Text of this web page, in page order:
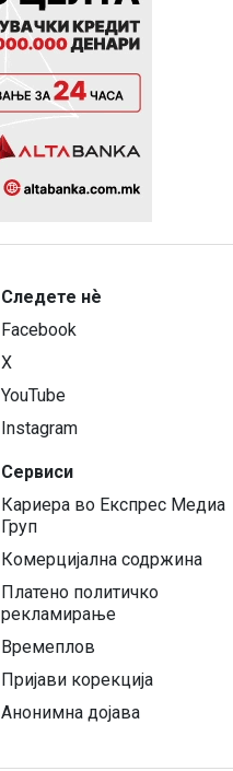
Следете нѐ
Facebook
X
YouTube
Instagram
Сервиси
Кариера во Експрес Медиа
Груп
Комерцијална содржина
Платено политичко
рекламирање
Времеплов
Пријави корекција
Анонимна дојава